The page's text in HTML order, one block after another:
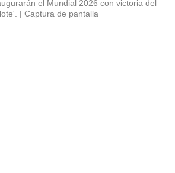
el Mundial 2026 con victoria del
Captura de pantalla